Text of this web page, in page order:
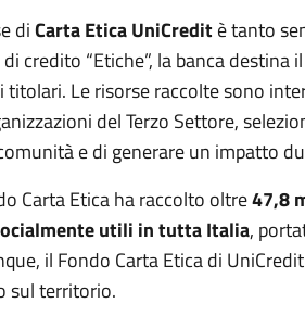
diCarta Etica UniCreditè tanto
credito “Etiche”, la banca destina
titolari. Le risorse raccolte sono
del Terzo Settore,
e di generare un impatto
Carta Etica ha raccolto oltre47,8
utili in tutta Italia,
il Fondo Carta Etica di
sul territorio.